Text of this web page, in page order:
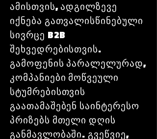
ამისთვის, ადგილზევე
იქნება გათვალისწინებული
სივრცე B2B
შეხვედრებისთვის.
გამოფენის პარალელურად,
კომპანიები მოწვეული
სტუმრებისთვის
გაათამაშებენ საინტერესო
პრიზებს მთელი დღის
განმავლობაში. გვეწვიე,